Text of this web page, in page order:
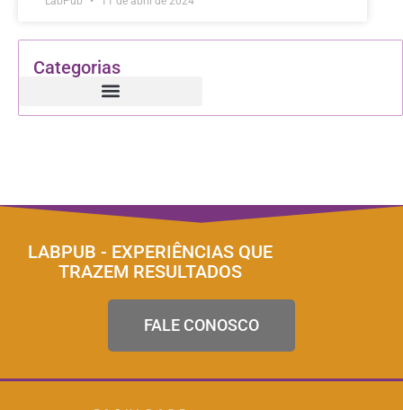
Categorias
LABPUB - EXPERIÊNCIAS QUE
TRAZEM RESULTADOS
FALE CONOSCO